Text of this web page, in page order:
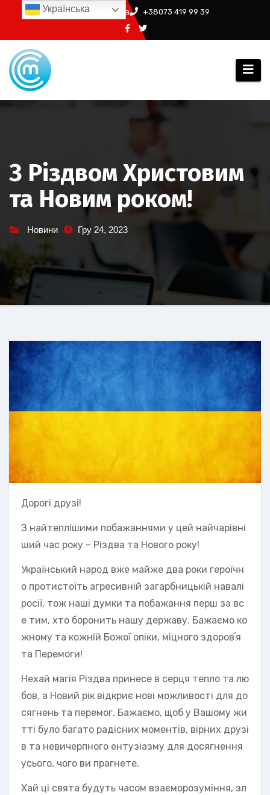
Перейти
вмісту
info@ssm.in.ua +38073 419 99 39
З Різдвом Христовим
та Новим роком!
Новини Гру 24, 2023
Дорогі друзі!
З найтеплішими побажаннями у цей найчарівні
ший час року – Різдва та Нового року!
Український народ вже майже два роки героїчн
о протистоїть агресивній загарбницькій навалі
росії, тож наші думки та побажання перш за вс
е тим, хто боронить нашу державу. Бажаємо ко
жному та кожній Божої опіки, міцного здоровʼя
та Перемоги!
Нехай магія Різдва принесе в серця тепло та лю
бов, а Новий рік відкриє нові можливості для до
сягнень та перемог. Бажаємо, щоб у Вашому жи
тті було багато радісних моментів, вірних друзі
в та невичерпного ентузіазму для досягнення
усього, чого ви прагнете.
Хай ці свята будуть часом взаєморозуміння, зл
Українська